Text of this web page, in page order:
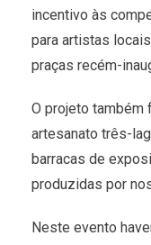
incentivo às
para artistas
praças recém-
O projeto também
artesanato três-
barracas de
produzidas por
Neste evento